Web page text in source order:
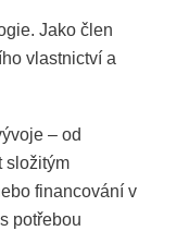
Jako člen
vlastnictví a
– od
složitým
financování v
potřebou